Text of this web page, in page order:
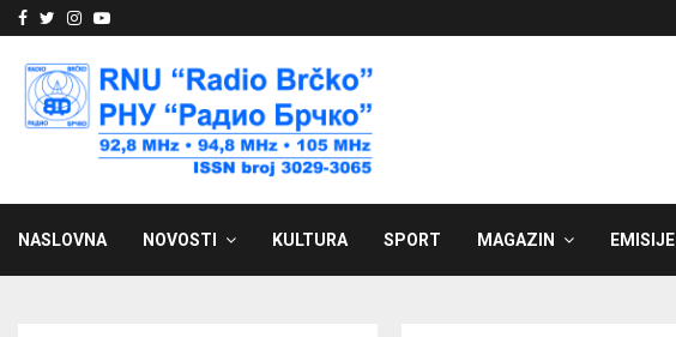
Facebook
Twitter
Instagram
Youtube
NASLOVNA NOVOSTI KULTURA SPORT MAGAZIN EMISIJE